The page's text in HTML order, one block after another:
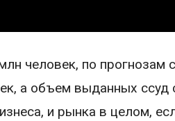
человек, по прогнозам
а объем выданных
и рынка в целом,